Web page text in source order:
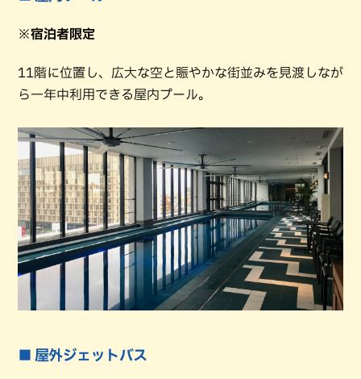
※宿泊者限定
11階に位置し、広大な空と賑やかな街並みを見渡しなが
ら一年中利用できる屋内プール。
■ 屋外ジェットバス